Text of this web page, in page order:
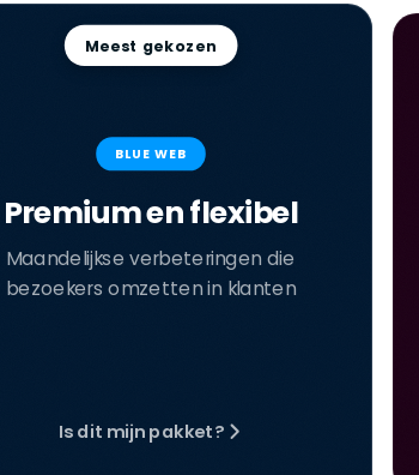
Meest gekozen
BLUE WEB
Premium en flexibel
Maandelijkse verbeteringen die
bezoekers omzetten in klanten
Is dit mijn pakket?